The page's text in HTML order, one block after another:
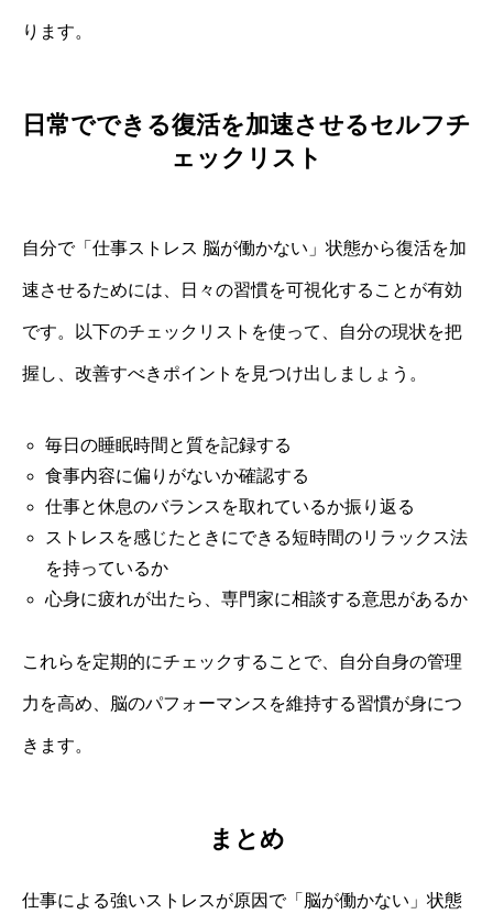
ります。
日常でできる復活を加速させるセルフチ
ェックリスト
自分で「仕事ストレス 脳が働かない」状態から復活を加
速させるためには、日々の習慣を可視化することが有効
です。以下のチェックリストを使って、自分の現状を把
握し、改善すべきポイントを見つけ出しましょう。
毎日の睡眠時間と質を記録する
食事内容に偏りがないか確認する
仕事と休息のバランスを取れているか振り返る
ストレスを感じたときにできる短時間のリラックス法
を持っているか
心身に疲れが出たら、専門家に相談する意思があるか
これらを定期的にチェックすることで、自分自身の管理
力を高め、脳のパフォーマンスを維持する習慣が身につ
きます。
まとめ
仕事による強いストレスが原因で「脳が働かない」状態